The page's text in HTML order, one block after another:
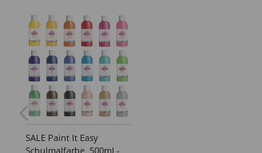
SALE Paint It Easy
Schulmalfarbe, 500ml -